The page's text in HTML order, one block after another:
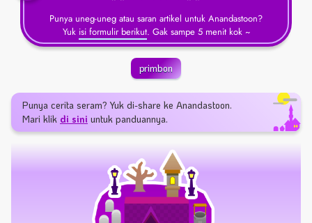
Punya uneg-uneg atau saran artikel untuk Anandastoon?
Yuk isi formulir berikut. Gak sampe 5 menit kok ~
primbon
Punya cerita seram? Yuk di-share ke Anandastoon.
Mari klik di sini untuk panduannya.